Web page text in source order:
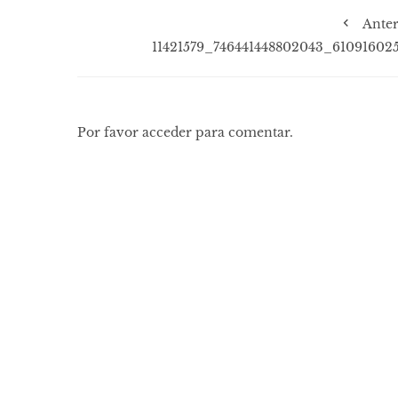
Por favor acceder para comentar.